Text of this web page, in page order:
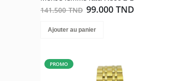
141.500 TND 99.000 TND
Ajouter au panier
PROMO